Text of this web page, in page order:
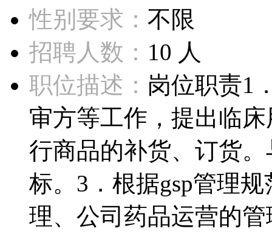
性别要求： 不限
招聘人数： 10 人
职位描述： 岗位职责1
审方等工作，提出临
行商品的补货、订货
标。3．根据gsp管理
理、公司药品运营的管